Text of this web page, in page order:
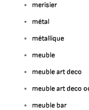
merisier
métal
métallique
meuble
meuble art deco
meuble art deco
meuble bar